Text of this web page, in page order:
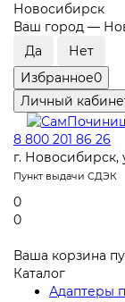
Новосибирск
Ваш город —
Избранное0
Личный
8 800 201 86 26
г. Новосибирск,
Пункт выдачи СДЭК
0
0
Ваша корзина
Каталог
Адаптеры